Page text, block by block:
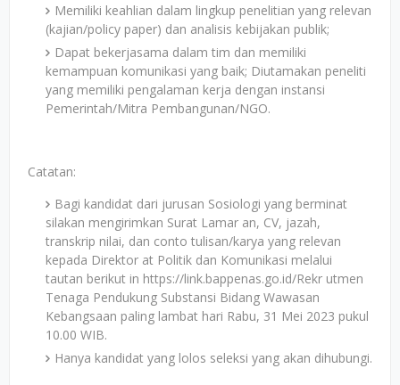
Memiliki keahlian dalam lingkup penelitian yang relevan
(kajian/policy paper) dan analisis kebijakan publik;
Dapat bekerjasama dalam tim dan memiliki
kemampuan komunikasi yang baik; Diutamakan peneliti
yang memiliki pengalaman kerja dengan instansi
Pemerintah/Mitra Pembangunan/NGO.
Catatan:
Bagi kandidat dari jurusan Sosiologi yang berminat
silakan mengirimkan Surat Lamar an, CV, jazah,
transkrip nilai, dan conto tulisan/karya yang relevan
kepada Direktor at Politik dan Komunikasi melalui
tautan berikut in https://link.bappenas.go.id/Rekr utmen
Tenaga Pendukung Substansi Bidang Wawasan
Kebangsaan paling lambat hari Rabu, 31 Mei 2023 pukul
10.00 WIB.
Hanya kandidat yang lolos seleksi yang akan dihubungi.